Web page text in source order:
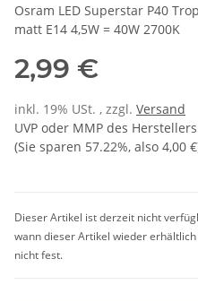
Osram LED Superstar P40
matt E14 4,5W = 40W 2700K
2,99 €
inkl. 19% USt. , zzgl. Versand
UVP oder MMP des Herstellers
(Sie sparen 57.22%, also 4,00 €
Dieser Artikel ist derzeit nicht
wann dieser Artikel wieder
nicht fest.